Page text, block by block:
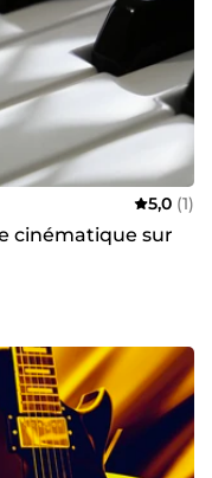
5,0 (1)
cinématique sur